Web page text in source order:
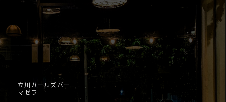
立川ガールズバー
マゼラ